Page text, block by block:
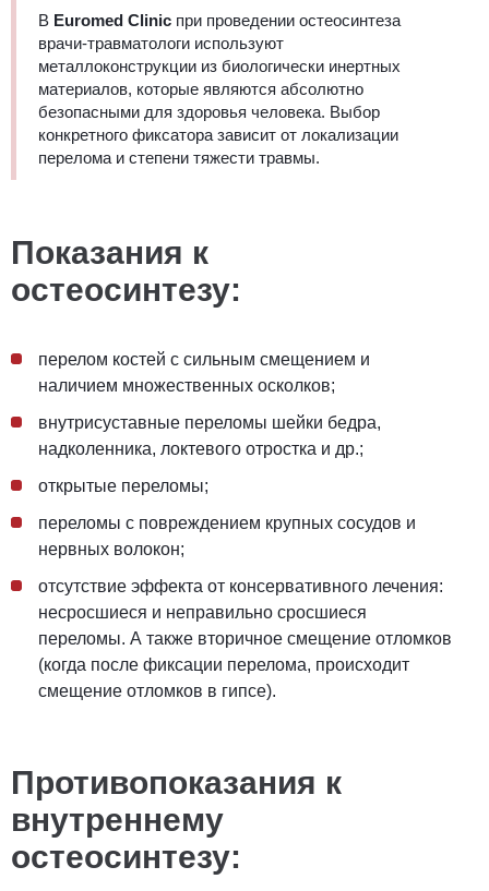
В Euromed Clinic при проведении остеосинтеза
врачи-травматологи используют
металлоконструкции из биологически инертных
материалов, которые являются абсолютно
безопасными для здоровья человека. Выбор
конкретного фиксатора зависит от локализации
перелома и степени тяжести травмы.
Показания к
остеосинтезу:
перелом костей с сильным смещением и
наличием множественных осколков;
внутрисуставные переломы шейки бедра,
надколенника, локтевого отростка и др.;
открытые переломы;
переломы с повреждением крупных сосудов и
нервных волокон;
отсутствие эффекта от консервативного лечения:
несросшиеся и неправильно сросшиеся
переломы. А также вторичное смещение отломков
(когда после фиксации перелома, происходит
смещение отломков в гипсе).
Противопоказания к
внутреннему
остеосинтезу: